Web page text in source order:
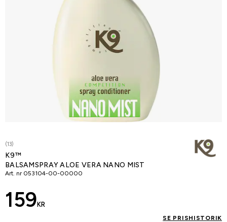
(13)
K9™
BALSAMSPRAY ALOE VERA NANO MIST
Art. nr 053104-00-00000
159 KR
SE PRISHISTORIK